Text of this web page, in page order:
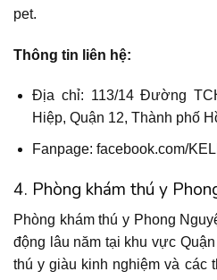
pet.
Thông tin liên hệ:
Địa chỉ: 113/14 Đường
Hiệp, Quận 12, Thành phố
Fanpage: facebook.com/
4. Phòng khám thú y
Phòng khám thú y Phong
động lâu năm tại khu vực
thú y giàu kinh nghiệm và các